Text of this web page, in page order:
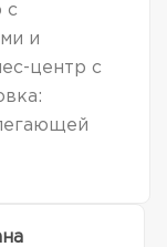
с
и
центр с